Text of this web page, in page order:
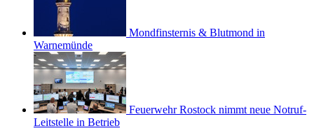
Mondfinsternis & Blutmond in
Warnemünde
Feuerwehr Rostock nimmt neue Notruf-
Leitstelle in Betrieb